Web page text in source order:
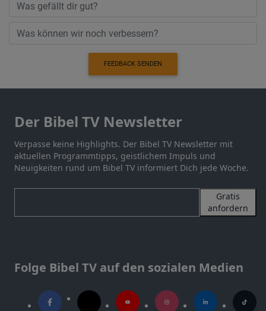
FEEDBACK SENDEN
Der Bibel TV Newsletter
Verpasse keine Highlights. Der Bibel TV Newsletter mit
aktuellen Programmtipps, geistlichem Impuls und
Neuigkeiten rund um Bibel TV informiert Dich jede Woche.
Gratis
anfordern
Folge Bibel TV auf den sozialen Medien